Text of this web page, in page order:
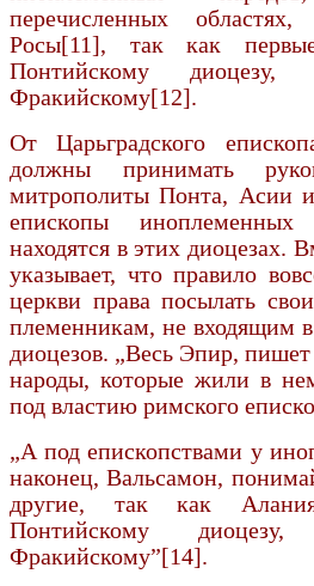
перечисленных
Росы[11], так как
Понтийскому
Фракийскому[12].
От Царьградского
должны принимать
митрополиты Понта, Асии
епископы иноплеменных
находятся в этих диоцезах.
ука­зывает, что правило
церкви права посылать
племенникам, не входящим
диоцезов. „Весь Эпир,
народы, которые жили в
под властию римского
„А под епископствами у
наконец, Вальсамон,
другие, так как
Понтийскому
Фракийскому”[14].